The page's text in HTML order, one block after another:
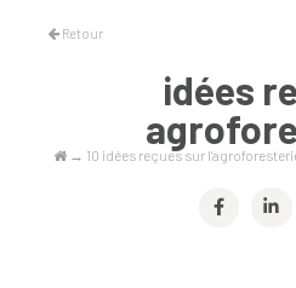
Retour
idées
→ 10 idées reçues sur